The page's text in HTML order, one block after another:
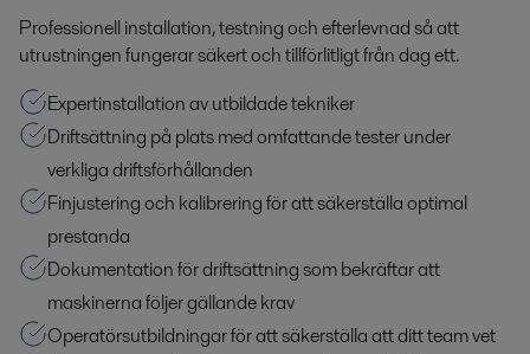
Professionell installation, testning och efterlevnad så att
utrustningen fungerar säkert och tillförlitligt från dag ett.
Expertinstallation av utbildade tekniker
Driftsättning på plats med omfattande tester under
verkliga driftsförhållanden
Finjustering och kalibrering för att säkerställa optimal
prestanda
Dokumentation för driftsättning som bekräftar att
maskinerna följer gällande krav
Operatörsutbildningar för att säkerställa att ditt team vet